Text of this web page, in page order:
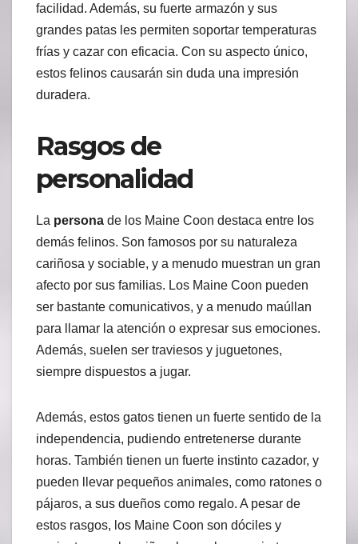
facilidad. Además, su fuerte armazón y sus
grandes patas les permiten soportar temperaturas
frías y cazar con eficacia. Con su aspecto único,
estos felinos causarán sin duda una impresión
duradera.
Rasgos de
personalidad
La persona de los Maine Coon destaca entre los
demás felinos. Son famosos por su naturaleza
cariñosa y sociable, y a menudo muestran un gran
afecto por sus familias. Los Maine Coon pueden
ser bastante comunicativos, y a menudo maúllan
para llamar la atención o expresar sus emociones.
Además, suelen ser traviesos y juguetones,
siempre dispuestos a jugar.
Además, estos gatos tienen un fuerte sentido de la
independencia, pudiendo entretenerse durante
horas. También tienen un fuerte instinto cazador, y
pueden llevar pequeños animales, como ratones o
pájaros, a sus dueños como regalo. A pesar de
estos rasgos, los Maine Coon son dóciles y